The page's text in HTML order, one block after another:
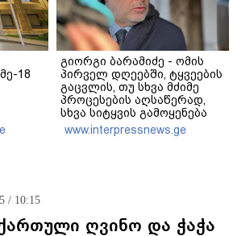
18
გიორგი ბარამიძე - ომის
პირველ დღეებში, ტყვეების
გაცვლის, თუ სხვა მძიმე
პროცესების აღსაწერად,
სხვა სიტყვის გამოყენება
აჯობებდა - არასდროს
მითქვამს, რომ ჩვენები
www.interpressnews.ge
/ 10:15
ღვინო და ჭაჭა